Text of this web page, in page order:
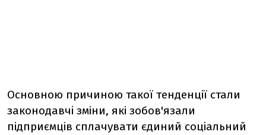
Основною причиною такої тенденції стали
законодавчі зміни, які зобов'язали
підприємців сплачувати єдиний соціальний